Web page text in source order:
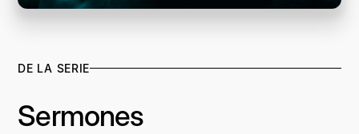
DE LA SERIE
Sermones